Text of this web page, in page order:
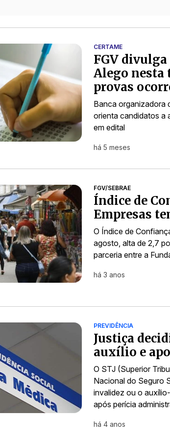
CERTAME
FGV
Alego nesta
provas
Banca organizadora
orienta candidatos a
em edital
há 5 meses
FGV/SEBRAE
Índice de
Empresas
O Índice de
agosto, alta de 2,7
parceria entre a
há 3 anos
PREVIDÊNCIA
Justiça
auxílio e
O STJ (Superior
Nacional do Seguro
invalidez ou o
após perícia
há 4 anos